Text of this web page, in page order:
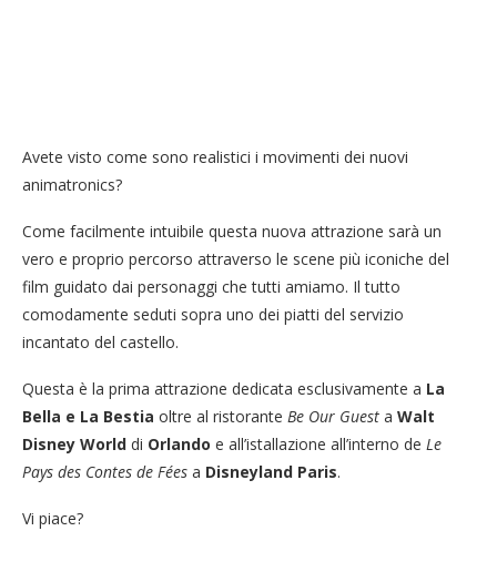
Avete visto come sono realistici i movimenti dei nuovi
animatronics?
Come facilmente intuibile questa nuova attrazione sarà un
vero e proprio percorso attraverso le scene più iconiche del
film guidato dai personaggi che tutti amiamo. Il tutto
comodamente seduti sopra uno dei piatti del servizio
incantato del castello.
Questa è la prima attrazione dedicata esclusivamente a La
Bella e La Bestia oltre al ristorante Be Our Guest a Walt
Disney World di Orlando e all’istallazione all’interno de Le
Pays des Contes de Fées a Disneyland Paris.
Vi piace?